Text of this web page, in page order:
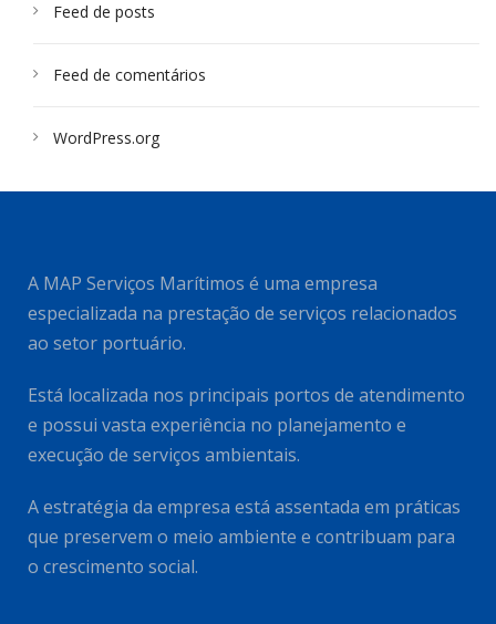
Feed de posts
Feed de comentários
WordPress.org
A MAP Serviços Marítimos é uma empresa
especializada na prestação de serviços relacionados
ao setor portuário.
Está localizada nos principais portos de atendimento
e possui vasta experiência no planejamento e
execução de serviços ambientais.
A estratégia da empresa está assentada em práticas
que preservem o meio ambiente e contribuam para
o crescimento social.